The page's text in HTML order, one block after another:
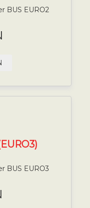
BUS EURO2
BUS EURO3